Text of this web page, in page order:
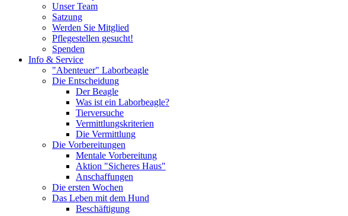
Unser Team
Satzung
Werden Sie Mitglied
Pflegestellen gesucht!
Spenden
Info & Service
"Abenteuer" Laborbeagle
Die Entscheidung
Der Beagle
Was ist ein Laborbeagle?
Tierversuche
Vermittlungskriterien
Die Vermittlung
Die Vorbereitungen
Mentale Vorbereitung
Aktion "Sicheres Haus"
Anschaffungen
Die ersten Wochen
Das Leben mit dem Hund
Beschäftigung